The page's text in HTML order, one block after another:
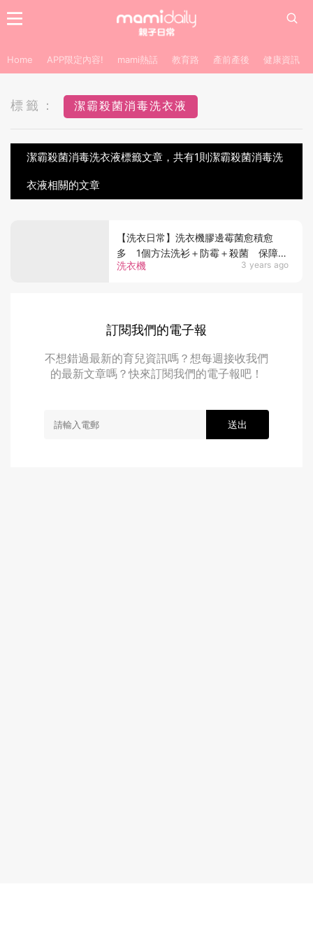
Home APP限定內容! mami熱話 教育路 產前產後 健康資訊
標籤： 潔霸殺菌消毒洗衣液
潔霸殺菌消毒洗衣液標籤文章，共有1則潔霸殺菌消毒洗
衣液相關的文章
洗衣機 3 years ago
【洗衣日常】洗衣機膠邊霉菌愈積愈
多 1個方法洗衫＋防霉＋殺菌 保障全
家健康
訂閱我們的電子報
不想錯過最新的育兒資訊嗎？想每週接收我們
的最新文章嗎？快來訂閱我們的電子報吧！
送出